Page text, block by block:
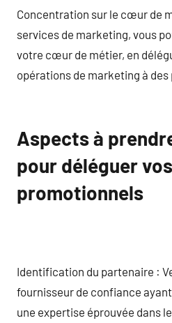
Concentration sur le cœur de
services de marketing, vous
votre cœur de métier, en
opérations de marketing à
Aspects à
pour déléguer
promotionnels
Identification du partenaire :
fournisseur de confiance
une expertise éprouvée dans